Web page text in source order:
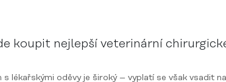
koupit nejlepší veterinární
s lékařskými oděvy je široký – vyplatí se však vsadit